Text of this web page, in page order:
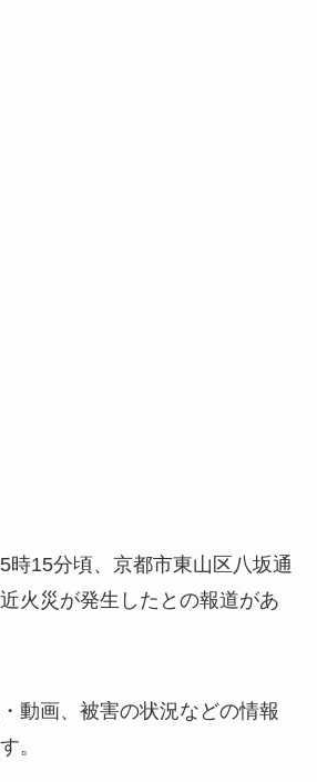
時15分頃、京都市東山区八坂通
火災が発生したとの報道があ
動画、被害の状況などの情報
。